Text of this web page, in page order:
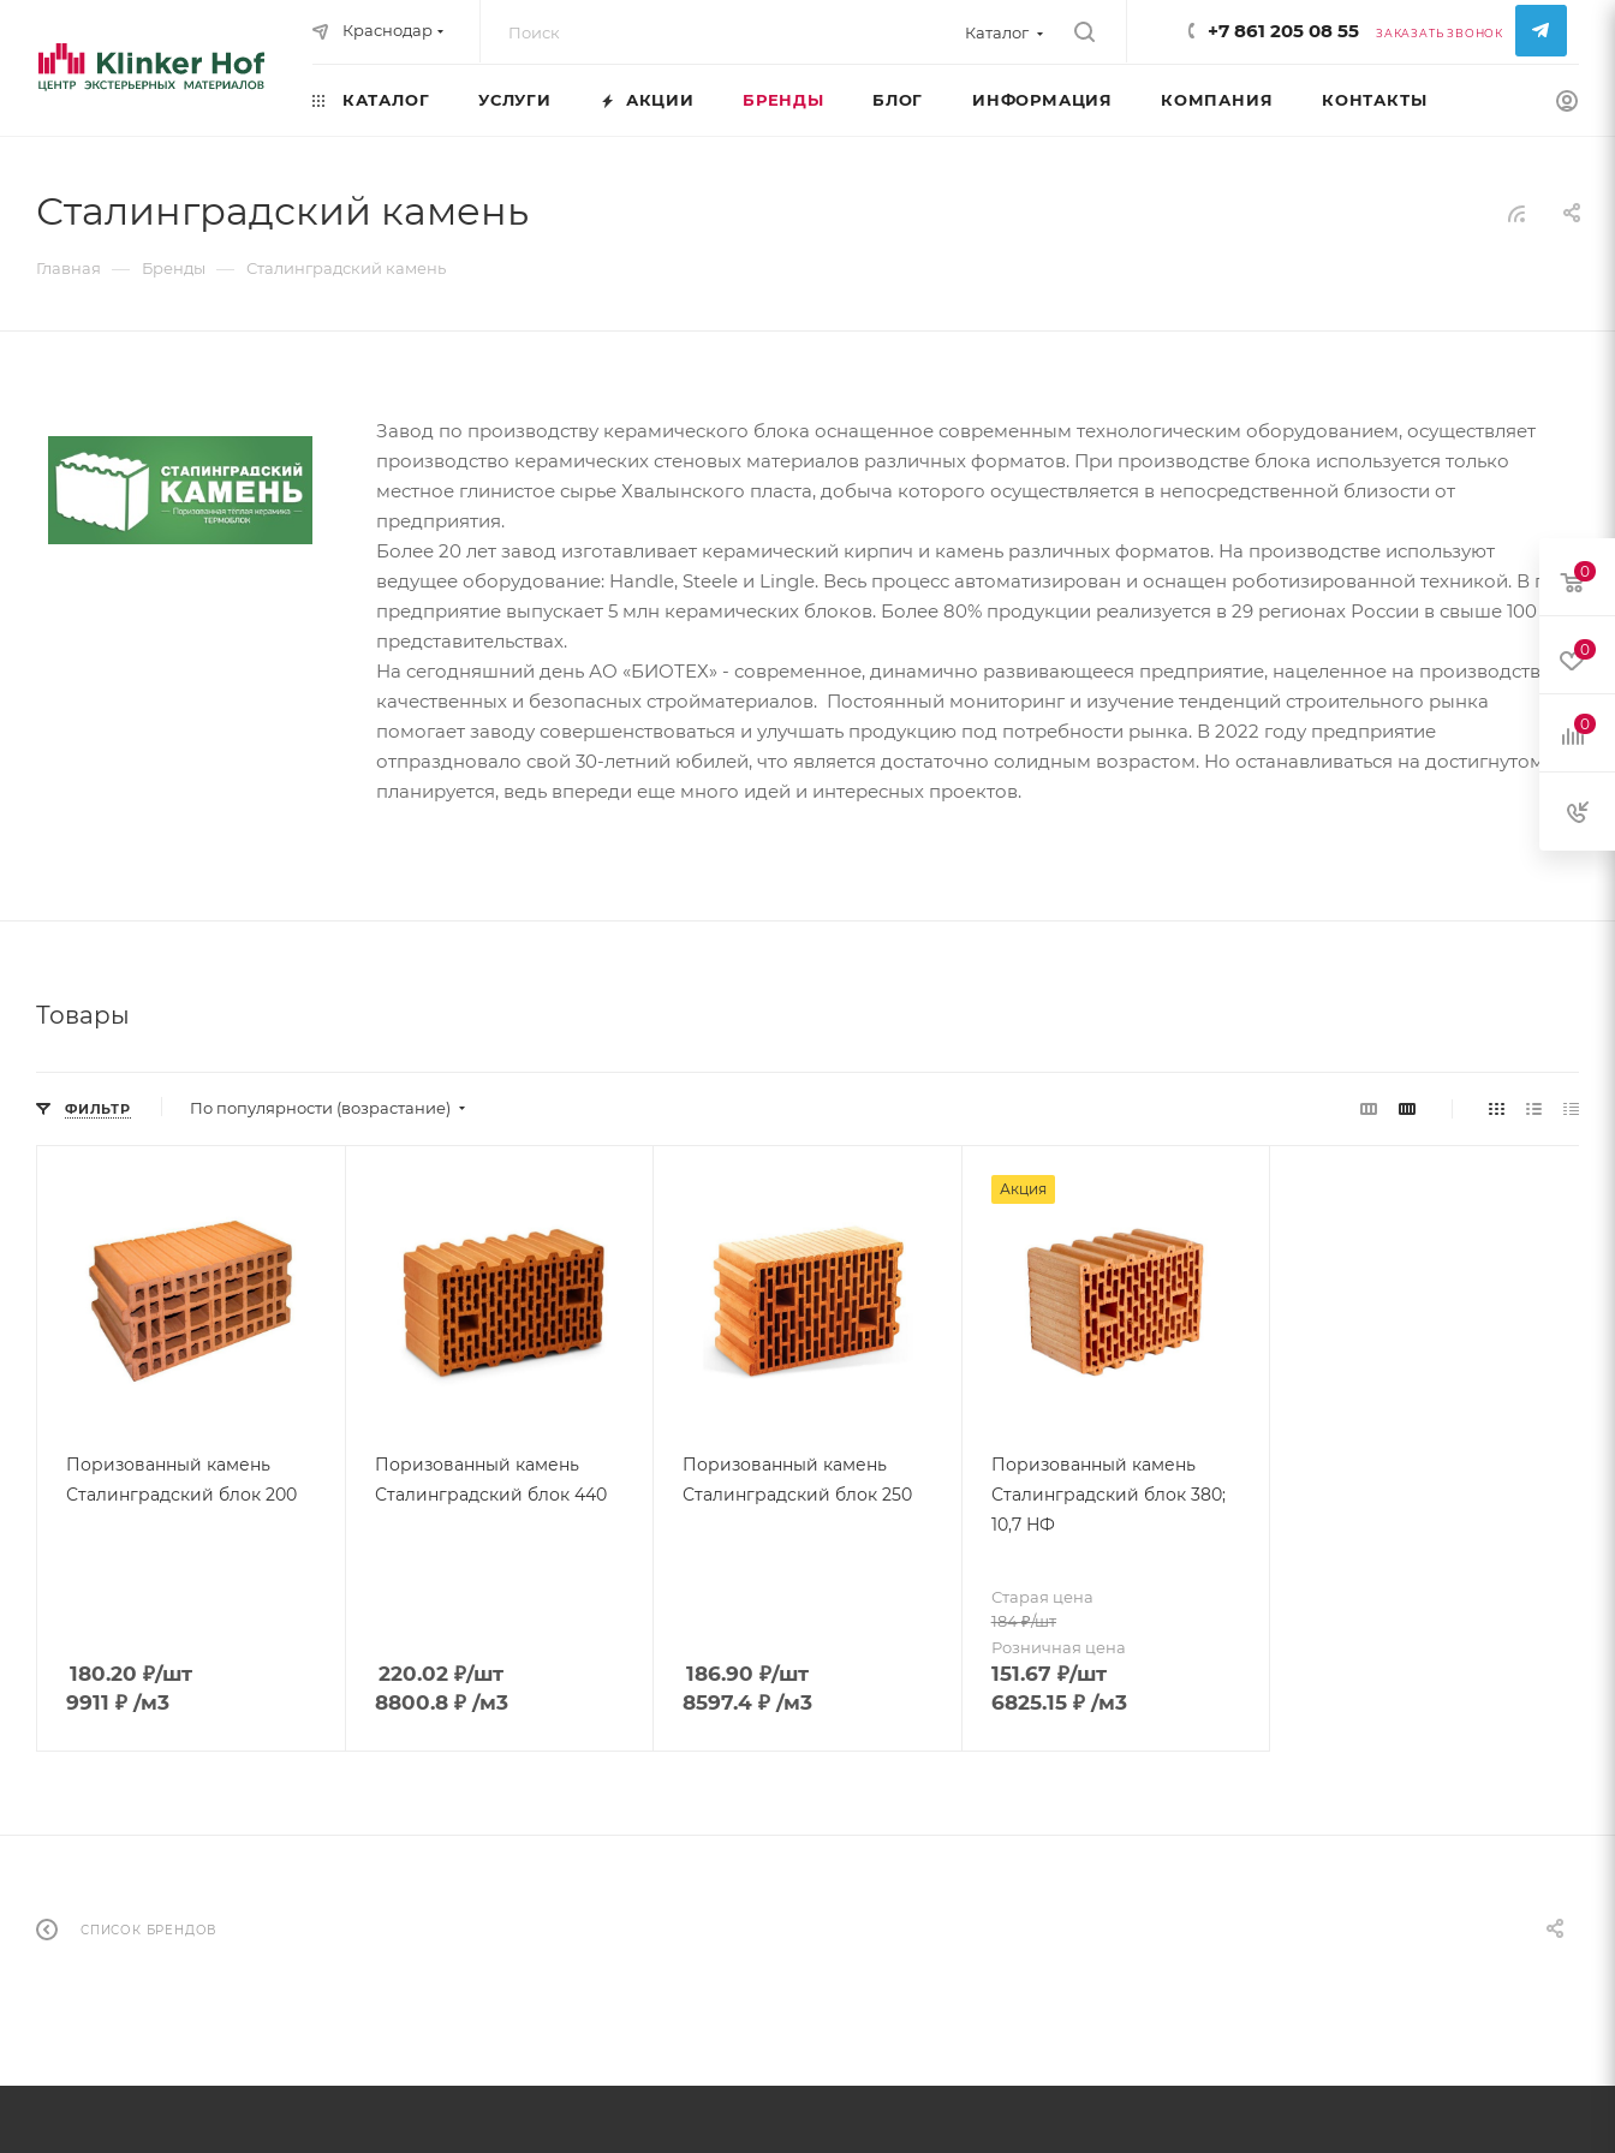
Краснодар Каталог +7 861 205 08 55 ЗАКАЗАТЬ ЗВОНОК
КАТАЛОГ УСЛУГИ АКЦИИ БРЕНДЫ БЛОГ ИНФОРМАЦИЯ КОМПАНИЯ КОНТАКТЫ
Сталинградский камень
Главная — Бренды — Сталинградский камень
Завод по производству керамического блока оснащенное современным технологическим оборудованием, осуществляет
производство керамических стеновых материалов различных форматов. При производстве блока используется только
местное глинистое сырье Хвалынского пласта, добыча которого осуществляется в непосредственной близости от
предприятия.
Более 20 лет завод изготавливает керамический кирпич и камень различных форматов. На производстве используют
ведущее оборудование: Handle, Steele и Lingle. Весь процесс автоматизирован и оснащен роботизированной техникой. В год
предприятие выпускает 5 млн керамических блоков. Более 80% продукции реализуется в 29 регионах России в свыше 100
представительствах.
На сегодняшний день АО «БИОТЕХ» - современное, динамично развивающееся предприятие, нацеленное на производство
качественных и безопасных стройматериалов. Постоянный мониторинг и изучение тенденций строительного рынка
помогает заводу совершенствоваться и улучшать продукцию под потребности рынка. В 2022 году предприятие
отпраздновало свой 30-летний юбилей, что является достаточно солидным возрастом. Но останавливаться на достигнутом не
планируется, ведь впереди еще много идей и интересных проектов.
Товары
ФИЛЬТР По популярности (возрастание)
Поризованный камень
Сталинградский блок 200
180.20 ₽/шт
9911 ₽ /м3
Поризованный камень
Сталинградский блок 440
220.02₽/шт
8800.8 ₽ /м3
Поризованный камень
Сталинградский блок 250
186.90 ₽/шт
8597.4 ₽ /м3
Акция
Поризованный камень
Сталинградский блок 380;
10,7 НФ
Старая цена
184₽/шт
Розничная цена
151.67 ₽/шт
6825.15 ₽ /м3
СПИСОК БРЕНДОВ
0
0
0